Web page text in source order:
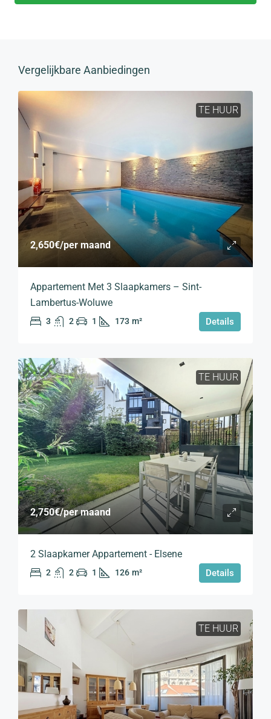
Vergelijkbare Aanbiedingen
TE HUUR
2,650€/per maand
Appartement Met 3 Slaapkamers – Sint-
Lambertus-Woluwe
3 2 1 173 m² Details
TE HUUR
2,750€/per maand
2 Slaapkamer Appartement - Elsene
2 2 1 126 m² Details
TE HUUR